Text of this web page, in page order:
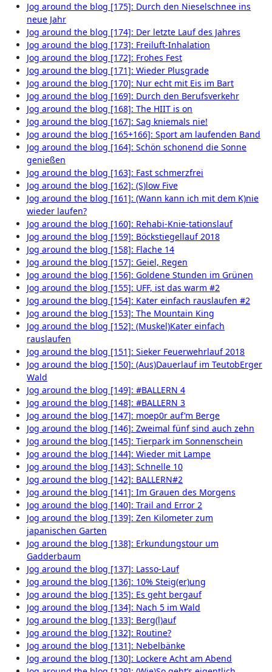
Jog around the blog [175]: Durch den Nieselschnee ins
neue Jahr
Jog around the blog [174]: Der letzte Lauf des Jahres
Jog around the blog [173]: Freiluft-Inhalation
Jog around the blog [172]: Frohes Fest
Jog around the blog [171]: Wieder Plusgrade
Jog around the blog [170]: Nur echt mit Eis im Bart
Jog around the blog [169]: Durch den Berufsverkehr
Jog around the blog [168]: The HIIT is on
Jog around the blog [167]: Sag kniemals nie!
Jog around the blog [165+166]: Sport am laufenden Band
Jog around the blog [164]: Schön schonend die Sonne
genießen
Jog around the blog [163]: Fast schmerzfrei
Jog around the blog [162]: (S)low Five
Jog around the blog [161]: (Wann kann ich mit dem K)nie
wieder laufen?
Jog around the blog [160]: Rehabi-Knie-tationslauf
Jog around the blog [159]: Böckstiegellauf 2018
Jog around the blog [158]: Flache 14
Jog around the blog [157]: Geiel, Regen
Jog around the blog [156]: Goldene Stunden im Grünen
Jog around the blog [155]: UFF, ist das warm #2
Jog around the blog [154]: Kater einfach rauslaufen #2
Jog around the blog [153]: The Mountain King
Jog around the blog [152]: (Muskel)Kater einfach
rauslaufen
Jog around the blog [151]: Sieker Feuerwehrlauf 2018
Jog around the blog [150]: (Aus)Dauerlauf im TeutobErger
Wald
Jog around the blog [149]: #BALLERN 4
Jog around the blog [148]: #BALLERN 3
Jog around the blog [147]: moep0r auf’m Berge
Jog around the blog [146]: Zweimal fünf sind auch zehn
Jog around the blog [145]: Tierpark im Sonnenschein
Jog around the blog [144]: Wieder mit Lampe
Jog around the blog [143]: Schnelle 10
Jog around the blog [142]: BALLERN#2
Jog around the blog [141]: Im Grauen des Morgens
Jog around the blog [140]: Trail and Error 2
Jog around the blog [139]: Zen Kilometer zum
japanischen Garten
Jog around the blog [138]: Erkundungstour um
Gadderbaum
Jog around the blog [137]: Lasso-Lauf
Jog around the blog [136]: 10% Steig(er)ung
Jog around the blog [135]: Es geht bergauf
Jog around the blog [134]: Nach 5 im Wald
Jog around the blog [133]: Berg(l)auf
Jog around the blog [132]: Routine?
Jog around the blog [131]: Nebelbänke
Jog around the blog [130]: Lockere Acht am Abend